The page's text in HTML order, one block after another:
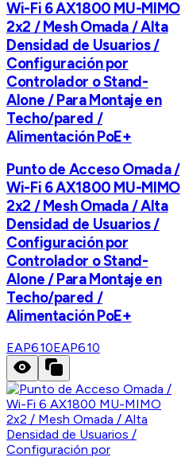
Wi-Fi 6 AX1800 MU-MIMO
2x2 / Mesh Omada / Alta
Densidad de Usuarios /
Configuración por
Controlador o Stand-
Alone / Para Montaje en
Techo/pared /
Alimentación PoE+
Punto de Acceso Omada /
Wi-Fi 6 AX1800 MU-MIMO
2x2 / Mesh Omada / Alta
Densidad de Usuarios /
Configuración por
Controlador o Stand-
Alone / Para Montaje en
Techo/pared /
Alimentación PoE+
EAP610EAP610